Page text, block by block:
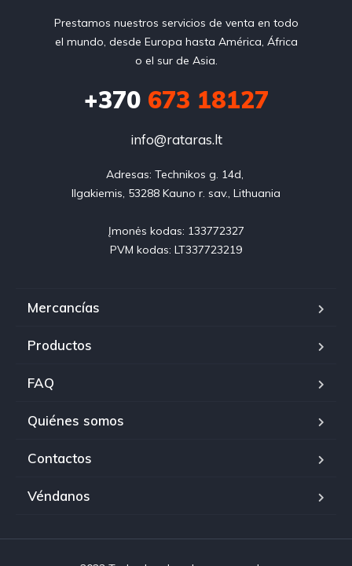
Prestamos nuestros servicios de venta en todo
el mundo, desde Europa hasta América, África
o el sur de Asia.
+370673 18127
info@rataras.lt
Adresas: Technikos g. 14d,
Ilgakiemis, 53288 Kauno r. sav., Lithuania
Įmonės kodas: 133772327
PVM kodas: LT337723219
Mercancías
Productos
FAQ
Quiénes somos
Contactos
Véndanos